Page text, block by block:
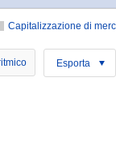
Capitalizzazione di
Esporta